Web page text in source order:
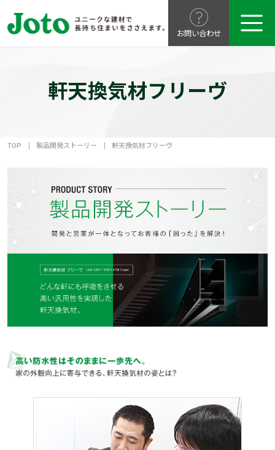
お問い合わせ
軒天換気材フリーヴ
TOP 製品開発ストーリー 軒天換気材フリーヴ